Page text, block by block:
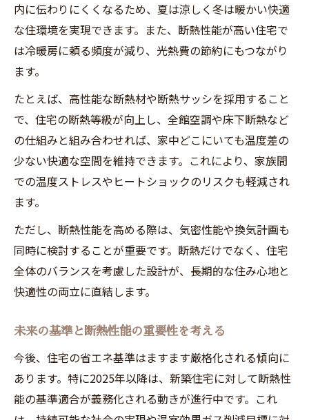
光熱費削減と断熱性能の深い関係を探る
ZEH住宅デメリットを断熱性能で克服する
方法
ZEH住宅基準と断熱性能のチェックポイン
ト
高断熱化で注目されるZEH住宅の特徴とは
断熱性能とZEH基準の最新動向を解説
2025年以降の断熱性能変化と住環境の展望
2025年以降の断熱性能基準を詳しく解説
断熱性能強化で変わる未来の住まい像
断熱等級引き上げで生まれる快適な生活
省エネ基準義務化と断熱性能の展望を考察
ZEH住宅のデメリットと断熱性能の意外な関係
ZEH住宅のデメリットと断熱性能の実態分
内に伝わりにくくなるため、夏は涼しく冬は暖かい快適
な住環境を実現できます。また、断熱性能が高い住宅で
は冷暖房に頼る頻度が減り、光熱費の節約にもつながり
ます。
たとえば、高性能な断熱材や断熱サッシを採用すること
で、住宅の断熱等級が向上し、全館空調や床下断熱など
の仕組みと組み合わせれば、家中どこにいても温度差の
少ない快適な空間を維持できます。これにより、家族間
での温度ストレスやヒートショックのリスクも軽減され
ます。
ただし、断熱性能を高める際は、気密性能や換気計画も
同時に検討することが重要です。断熱だけでなく、住宅
全体のバランスを考慮した設計が、長期的な住み心地と
快適性の両立に直結します。
未来の基準と断熱性能の重要性を考える
今後、住宅の省エネ基準はますます厳格化される傾向に
あります。特に2025年以降は、新築住宅に対して断熱性
能の基準適合が義務化される動きが進行中です。これ